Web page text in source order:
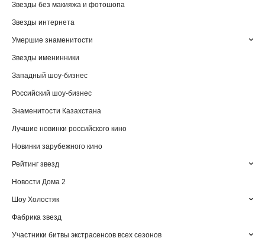
Звезды без макияжа и фотошопа
Звезды интернета
Умершие знаменитости
Звезды именинники
Западный шоу-бизнес
Российский шоу-бизнес
Знаменитости Казахстана
Лучшие новинки российского кино
Новинки зарубежного кино
Рейтинг звезд
Новости Дома 2
Шоу Холостяк
Фабрика звезд
Участники битвы экстрасенсов всех сезонов